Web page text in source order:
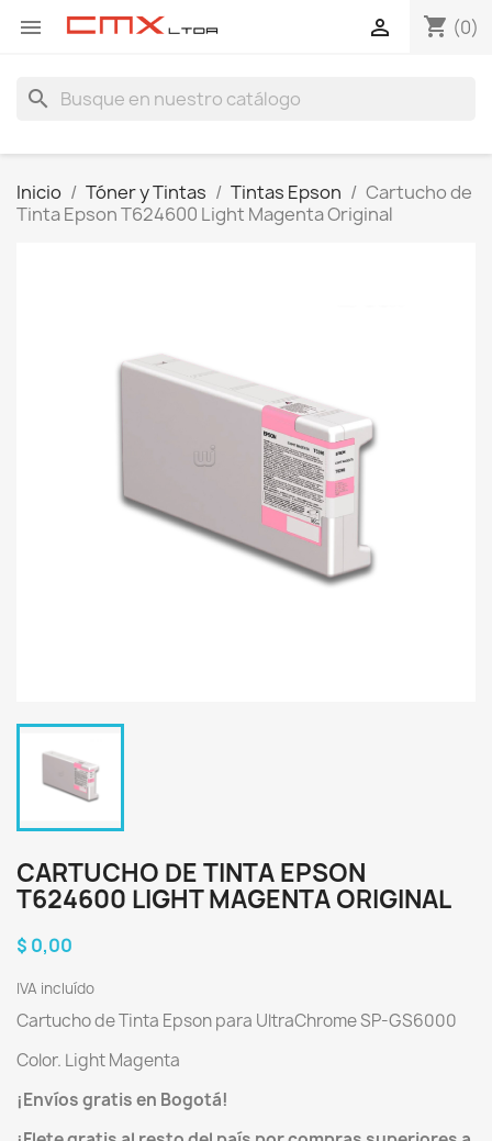
 shopping_cart (0)

search
Inicio Tóner y Tintas Tintas Epson
Cartucho de
Tinta Epson T624600 Light Magenta Original
CARTUCHO DE TINTA EPSON
T624600 LIGHT MAGENTA ORIGINAL
$ 0,00
IVA incluído
Cartucho de Tinta Epson para UltraChrome SP-GS6000
Color. Light Magenta
¡Envíos gratis en Bogotá!